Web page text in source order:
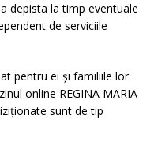
depista la timp eventuale
de serviciile
pentru ei și familiile lor
online REGINA MARIA
sunt de tip